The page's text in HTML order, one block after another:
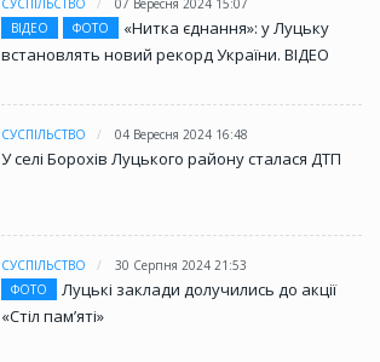
СУСПІЛЬСТВО
07 Вересня 2024 15:07
ВІДЕО
ФОТО
«Нитка єднання»: у Луцьку
встановлять новий рекорд України. ВІДЕО
СУСПІЛЬСТВО 04 Вересня 2024 16:48
У селі Борохів Луцького району сталася ДТП
СУСПІЛЬСТВО
30 Серпня 2024 21:53
ФОТО
Луцькі заклади долучились до акції
«Стіл памʼяті»